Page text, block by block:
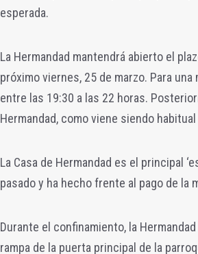
esperada.
La Hermandad mantendrá abierto el
próximo viernes, 25 de marzo. Para
entre las 19:30 a las 22 horas.
Hermandad, como viene siendo
La Casa de Hermandad es el principal
pasado y ha hecho frente al pago de la
Durante el confinamiento, la
rampa de la puerta principal de la